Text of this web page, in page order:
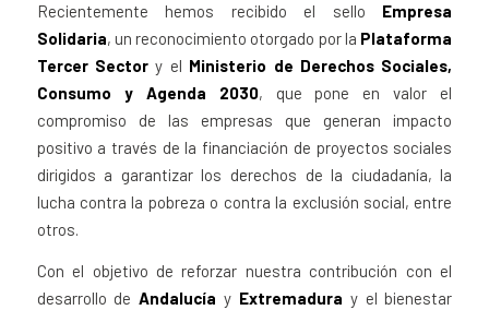
Recientemente hemos recibido el sello Empresa
Solidaria, un reconocimiento otorgado por la Plataforma
Tercer Sector y el Ministerio de Derechos Sociales,
Consumo y Agenda 2030, que pone en valor el
compromiso de las empresas que generan impacto
positivo a través de la financiación de proyectos sociales
dirigidos a garantizar los derechos de la ciudadanía, la
lucha contra la pobreza o contra la exclusión social, entre
otros.
Con el objetivo de reforzar nuestra contribución con el
desarrollo deAndalucía y Extremadura y el bienestar